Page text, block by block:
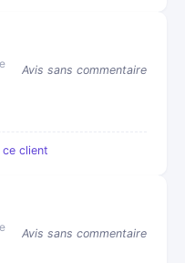
Avis sans commentaire
ce client
Avis sans commentaire